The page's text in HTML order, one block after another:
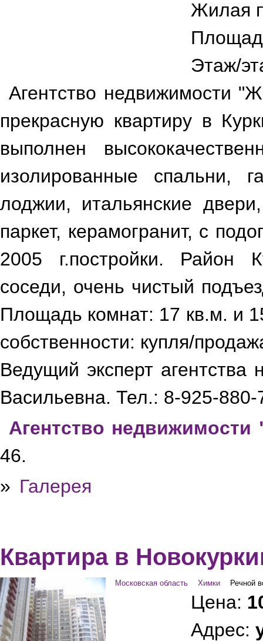
Жилая
Этаж/
Агентство недвижимости
прекрасную квартиру в
выполнен
изолированные спальни,
лоджии, итальянские
паркет, керамогранит, с
2005 г.постройки. Район
соседи, очень чистый
Площадь комнат: 17 кв.м. и
собственности: купля/
Ведущий эксперт
Васильевна. Тел.: 8-925-880-
Агентство
46.
» Галерея
Квартира в
Московская область Химки Речной
Цена:
Адрес: